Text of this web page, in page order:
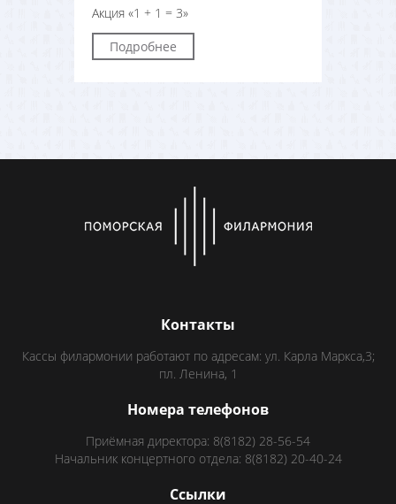
Акция «1 + 1 = 3»
Подробнее
Контакты
Кассы филармонии работают по адресам: ул. Карла Маркса,3;
пл. Ленина, 1
Номера телефонов
Приёмная директора: 8(8182) 28-56-54
Начальник концертного отдела: 8(8182) 20-40-24
Ссылки